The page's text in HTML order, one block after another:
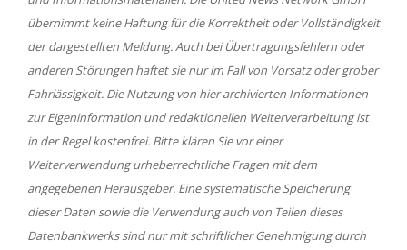
übernimmt keine Haftung für die Korrektheit oder Vollständigkeit
der dargestellten Meldung. Auch bei Übertragungsfehlern oder
anderen Störungen haftet sie nur im Fall von Vorsatz oder grober
Fahrlässigkeit. Die Nutzung von hier archivierten Informationen
zur Eigeninformation und redaktionellen Weiterverarbeitung ist
in der Regel kostenfrei. Bitte klären Sie vor einer
Weiterverwendung urheberrechtliche Fragen mit dem
angegebenen Herausgeber. Eine systematische Speicherung
dieser Daten sowie die Verwendung auch von Teilen dieses
Datenbankwerks sind nur mit schriftlicher Genehmigung durch